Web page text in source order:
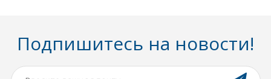
Подпишитесь на новости!